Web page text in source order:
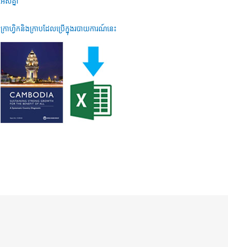
ក្រាហ្វិកនិងក្រាបដែលប្រើក្នុងរបាយការណ៍នេះ